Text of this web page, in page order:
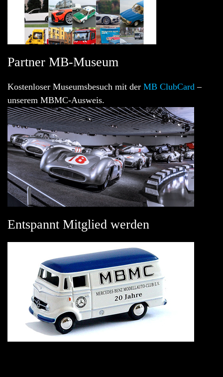
Partner MB-Museum
Kostenloser Museumsbesuch mit der MB ClubCard –
unserem MBMC-Ausweis.
Entspannt Mitglied werden